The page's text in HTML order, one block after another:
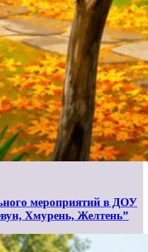
мероприятий в ДОУ
Хмурень, Желтень”